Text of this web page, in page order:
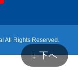
All Rights Reserved.
↓ 下へ